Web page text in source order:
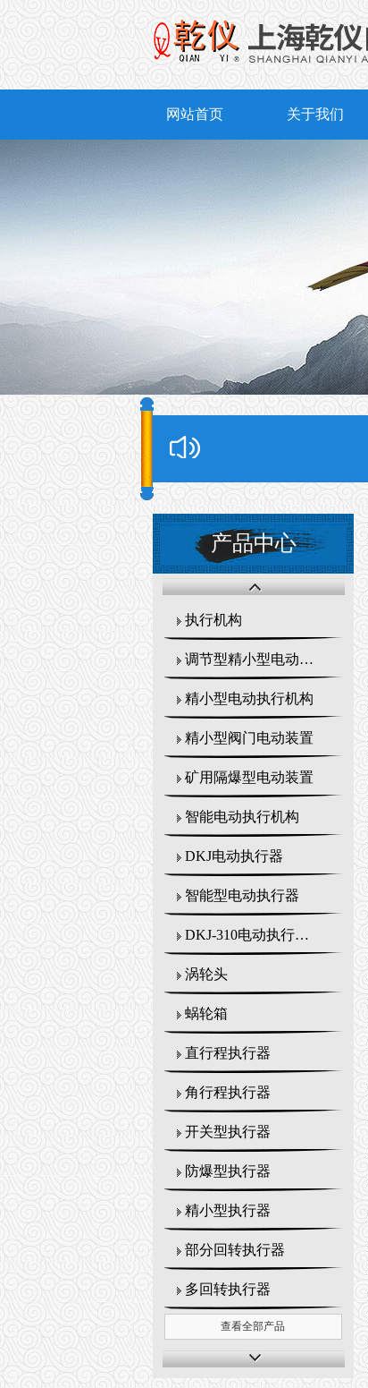
网站首页 关于我们
产品中心
执行机构
调节型精小型电动执行器
精小型电动执行机构
精小型阀门电动装置
矿用隔爆型电动装置
智能电动执行机构
DKJ电动执行器
智能型电动执行器
DKJ-310电动执行机构
涡轮头
蜗轮箱
直行程执行器
角行程执行器
开关型执行器
防爆型执行器
精小型执行器
部分回转执行器
多回转执行器
查看全部产品